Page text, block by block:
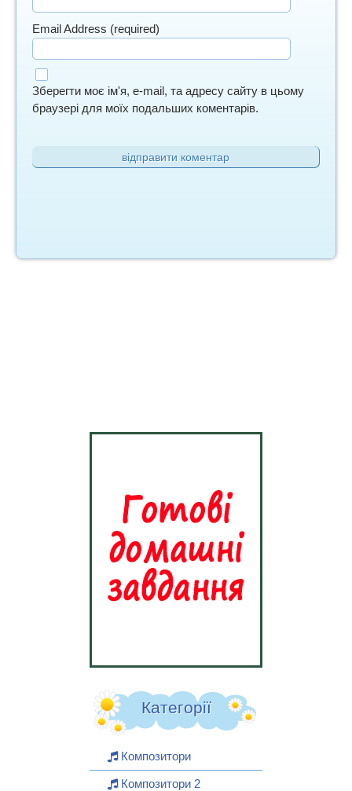
Email Address (required)
Зберегти моє ім'я, e-mail, та адресу сайту в цьому
браузері для моїх подальших коментарів.
Категорії
Композитори
Композитори 2